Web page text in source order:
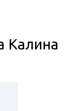
Калина